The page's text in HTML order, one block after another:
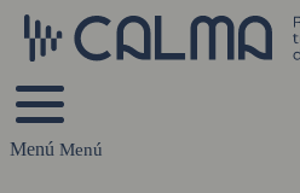
Menú